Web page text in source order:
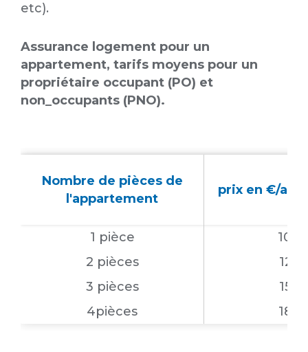
etc).
Assurance logement pour un
appartement, tarifs moyens pour un
propriétaire occupant (PO) et
non_occupants (PNO).
Nombre de pièces de
l'appartement
prix en €/an
1 pièce
109
2 pièces
125
3 pièces
152
4pièces
183